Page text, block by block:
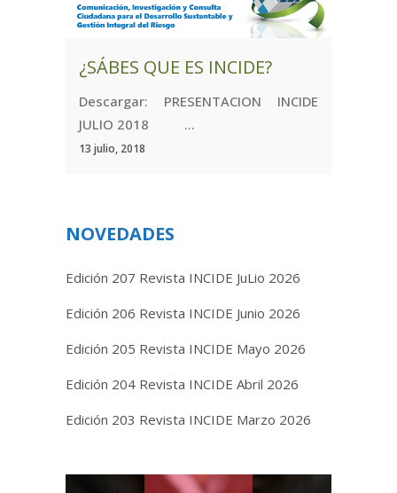
¿SÁBES QUE ES INCIDE?
Descargar: PRESENTACION INCIDE
JULIO 2018 ...
13 julio, 2018
NOVEDADES
Edición 207 Revista INCIDE JuLio 2026
Edición 206 Revista INCIDE Junio 2026
Edición 205 Revista INCIDE Mayo 2026
Edición 204 Revista INCIDE Abril 2026
Edición 203 Revista INCIDE Marzo 2026